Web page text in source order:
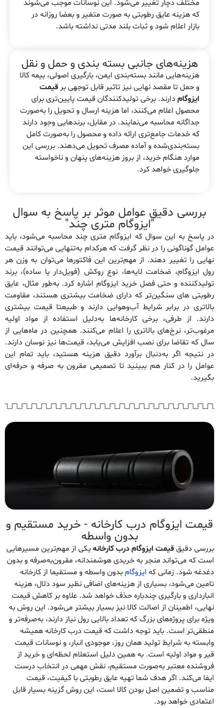
مختلف دچار تغییر می‌شود. این نوسانات موجب می‌شوند
که هزینه عایق رطوبتی به صورت متغیر و بعضا روزانه در
بازار اعلام شود و ثبات بلند مدتی نداشته باشد.
هزینه‌های جانبی بسته بندی و حمل و نقل
هزینه‌هایی مانند بسته‌بندی ایمن، بارگیری اصولی، بیمه کالا
و حمل تا مقصد نهایی نیز تاثیر قابل توجهی برقیمت
ایزوگام دارند. برخی تولیدکنندگان قیمت پایین‌تری برای
محصول اعلام می‌کنند، اما هزینه ارسال و تحویل را به‌صورت
جداگانه محاسبه می‌نمایند. در مقابل، برندهایی وجود دارند
که خدمات جامع‌تری ارائه داده و محصول را به‌صورت کامل
بسته‌بندی‌شده و آماده مصرف تحویل می‌دهند. بررسی این
موارد هنگام خرید، از بروز هزینه‌های پنهان و ناخواسته
جلوگیری خواهد کرد.
بررسی دقیق عوامل موثر بر پاسخ به سوال
"ایزوگام متری چند"
در پاسخ به این سوال که ایزوگام متری چند محاسبه می‌شود، باید
عوامل گوناگونی را در نظر گرفت که هرکدام به‌تنهایی می‌توانند قیمت
نهایی را تغییر دهند. از مهم‌ترین این فاکتورها می‌توان به وزن هر
رول ایزوگام، ضخامت لایه‌ها، نوع روکش (فویل‌دار یا ساده)، برند
تولیدکننده و حتی فصل خرید ایزوگام اشاره کرد. به‌طور مثال، عایق
رطوبتی های سنگین‌تر که دارای ضخامت بیشتری هستند، مقاومت
بالاتری در برابر شرایط آب‌وهوایی دارند و طبیعتا قیمت بیشتری
دارند. از طرفی، برخی کارخانه‌ها به‌دلیل استفاده از مواد اولیه
مرغوب‌تر، نرخ‌های بالاتری را اعلام می‌کنند. همچنین در ماه‌هایی از
سال که تقاضا برای نصب افزایش می‌یابد، قیمت‌ها نیز نوسان دارند.
در نتیجه اگر به‌دنبال برآورد دقیق هزینه هستید، باید تمام این
عوامل را در کنار هم ببینید تا تصمیمی مقرون‌ به‌ صرفه و حرفه‌ای
بگیرید.
قیمت ایزوگام درب کارخانه - خرید مستقیم و
بدون واسطه
بررسی دقیققیمت ایزوگام درب کارخانه یکی از مهم‌ترین مسیرهایی
است که می‌تواند منجر به خریدی هوشمندانه، مقرون‌به‌صرفه و بدون
دغدغه شود. زمانی که ایزوگامبدون واسطه و مستقیما از کارخانه
تامین می‌شود، بسیاری از هزینه‌های اضافی نظیر سود دلال، هزینه
انبارداری و بارگیری چندباره حذف خواهد شد. علاوه بر کاهش قیمت
نهایی، اطمینان از اصالت کالا نیز بسیار بیشتر می‌شود. این روش به
ویژه برای پروژه‌های بزرگ که تعداد بالایی رول نیاز دارند، به‌صرفه‌تر و
منطقی‌تر است. باید توجه داشت که قیمت درب کارخانه همیشه
وابسته به شرایط تولید همان روز، موجودی انبار، و نوسانات قیمت
قیر و مواد اولیه است. به همین دلیل استعلام لحظه‌ای و خرید از
فروشنده معتبر به‌صورت مستقیم، نقش مهمی در انتخاب درست
ایفا می‌کند. اگر هدف شما تهیه عایق رطوبتی با کیفیت، قیمت
مناسب و تضمین اصل بودن کالا است، این روش گزینه بسیار قابل
اعتمادی خواهد بود.